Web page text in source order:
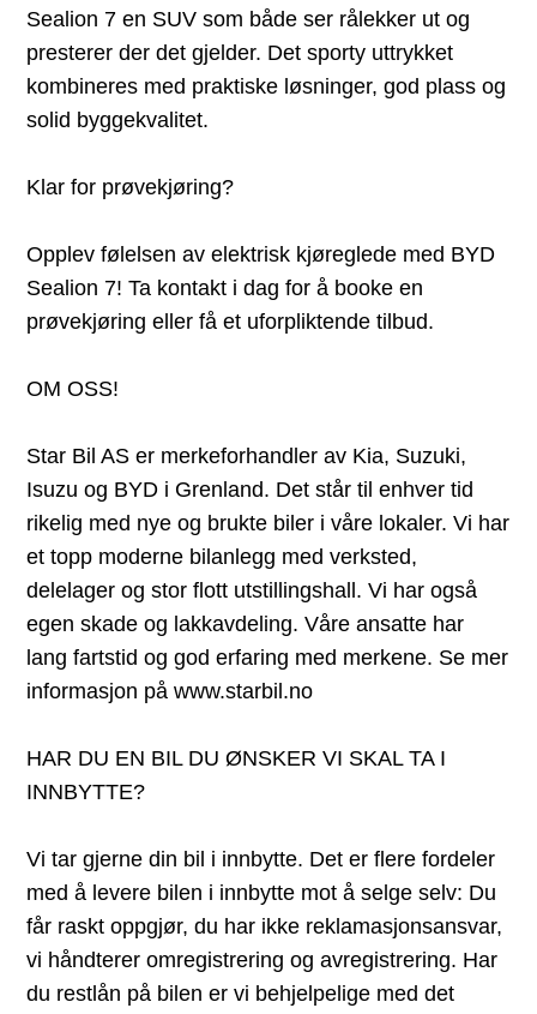
Sealion 7 en SUV som både ser rålekker ut og
presterer der det gjelder. Det sporty uttrykket
kombineres med praktiske løsninger, god plass og
solid byggekvalitet.
Klar for prøvekjøring?
Opplev følelsen av elektrisk kjøreglede med BYD
Sealion 7! Ta kontakt i dag for å booke en
prøvekjøring eller få et uforpliktende tilbud.
OM OSS!
Star Bil AS er merkeforhandler av Kia, Suzuki,
Isuzu og BYD i Grenland. Det står til enhver tid
rikelig med nye og brukte biler i våre lokaler. Vi har
et topp moderne bilanlegg med verksted,
delelager og stor flott utstillingshall. Vi har også
egen skade og lakkavdeling. Våre ansatte har
lang fartstid og god erfaring med merkene. Se mer
informasjon på www.starbil.no
HAR DU EN BIL DU ØNSKER VI SKAL TA I
INNBYTTE?
Vi tar gjerne din bil i innbytte. Det er flere fordeler
med å levere bilen i innbytte mot å selge selv: Du
får raskt oppgjør, du har ikke reklamasjonsansvar,
vi håndterer omregistrering og avregistrering. Har
du restlån på bilen er vi behjelpelige med det